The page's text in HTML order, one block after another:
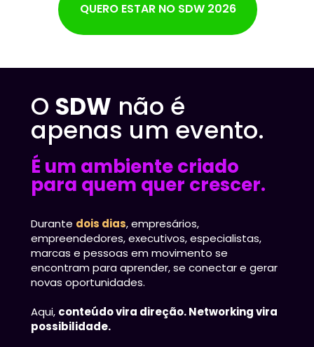
QUERO ESTAR NO SDW 2026
O SDW não é
É um ambiente criado
para quem quer crescer.
Durante dois dias, empresários,
empreendedores, executivos, especialistas,
marcas e pessoas em movimento se
encontram para aprender, se conectar e gerar
novas oportunidades.
Aqui, conteúdo vira direção. Networking vira
possibilidade.